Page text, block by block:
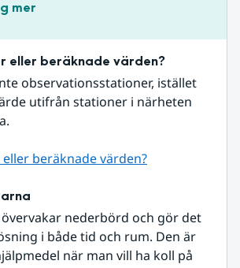
mer
eller beräknade värden?
observationsstationer, istället
utifrån stationer i närheten
beräknade värden?
nederbörd och gör det
i både tid och rum. Den är
när man vill ha koll på